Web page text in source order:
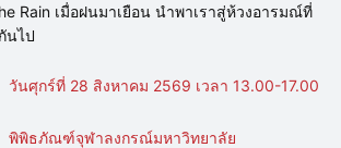
Rain เมื่อฝนมาเยือน นำพาเราสู่ห้วงอารมณ์ที่
นไป
วันศุกร์ที่ 28 สิงหาคม 2569 เวลา 13.00-17.00
พิพิธภัณฑ์จุฬาลงกรณ์มหาวิทยาลัย